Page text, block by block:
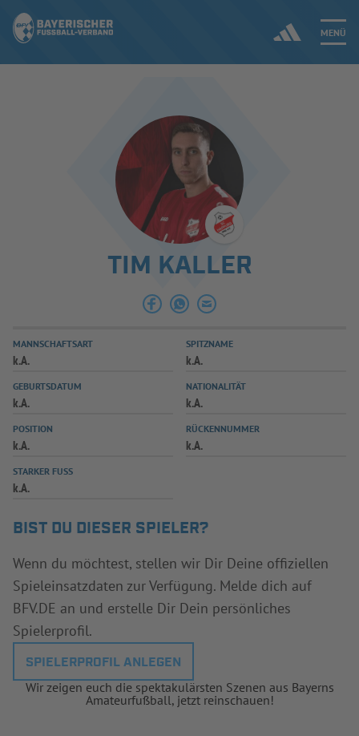
MENÜ
ERGEBNISSE & WETTBEWERBE
SPIELBETRIEB & VERBANDSLEBEN
AUSBILDUNG & FÖRDERUNG
SPIELPLUS
TIM KALLER
MANNSCHAFTSART
k.A.
SPITZNAME
k.A.
GEBURTSDATUM
k.A.
NATIONALITÄT
k.A.
POSITION
k.A.
RÜCKENNUMMER
k.A.
STARKER FUSS
k.A.
BIST DU DIESER SPIELER?
Wenn du möchtest, stellen wir Dir Deine offiziellen
Spieleinsatzdaten zur Verfügung. Melde dich auf
BFV.DE an und erstelle Dir Dein persönliches
Spielerprofil.
SPIELERPROFIL ANLEGEN
Wir zeigen euch die spektakulärsten Szenen aus Bayerns
Amateurfußball, jetzt reinschauen!